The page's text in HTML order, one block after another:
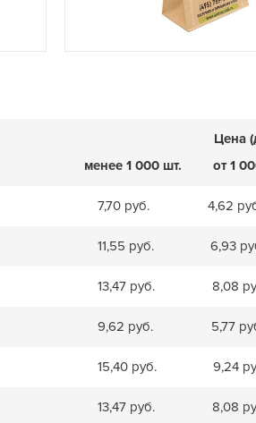
Цена
менее 1 000 шт.
от 1
7,70 руб. 4,62
11,55 руб. 6,93
13,47 руб. 8,08
9,62 руб. 5,77
15,40 руб. 9,24
13,47 руб. 8,08